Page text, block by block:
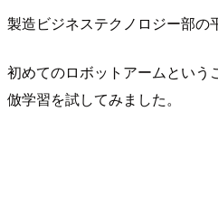
製造ビジネステクノロジー部の
初めてのロボットアームという
倣学習を試してみました。